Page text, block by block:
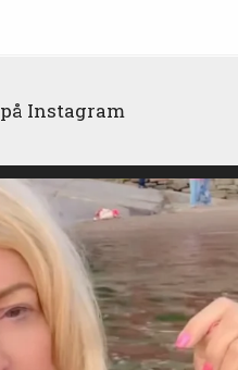
på Instagram